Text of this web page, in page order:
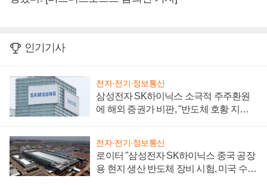
인기기사
전자·전기·정보통신
삼성전자 SK하이닉스 소극적 주주환원
에 해외 증권가 비판, "반도체 호황 지속
전자·전기·정보통신
로이터 "삼성전자 SK하이닉스 중국 공장
용 현지 생산 반도체 장비 시험, 미국 수출